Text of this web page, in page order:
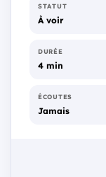
STATUT
À voir
DURÉE
4 min
ÉCOUTES
Jamais